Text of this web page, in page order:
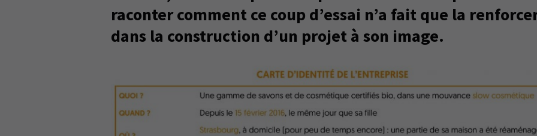
raconter comment ce coup d’essai n’a fait que la
dans la construction d’un projet à son image.